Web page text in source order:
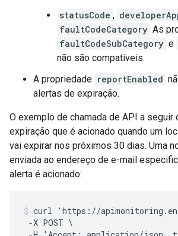
statusCode ,
faultCodeCategory As
faultCodeSubCategory e
não são compatíveis.
A propriedade reportEnabled
alertas de expiração.
O exemplo de chamada de API a seguir
expiração que é acionado quando um
vai expirar nos próximos 30 dias. Uma
enviada ao endereço de e-mail
alerta é acionado:
curl 'https://
-X POST \